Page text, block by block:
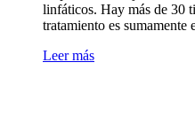
linfáticos. Hay más de 30
tratamiento es
Leer más